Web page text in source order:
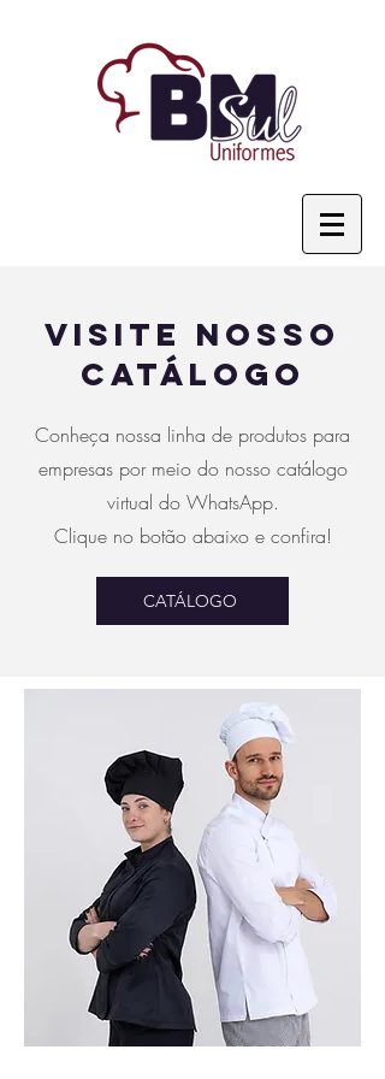
VISITE NOSSO
CATÁLOGO
Conheça nossa linha de produtos para
empresas por meio do nosso catálogo
virtual do WhatsApp.
Clique no botão abaixo e confira!
CATÁLOGO